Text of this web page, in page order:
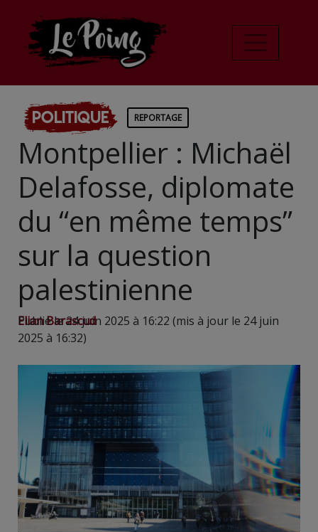
Politique REPORTAGE
Montpellier : Michaël
Delafosse, diplomate
du “en même temps”
sur la question
palestinienne
Elian Barascud
Publié le 24 juin 2025 à 16:22 (mis à jour le 24 juin
2025 à 16:32)